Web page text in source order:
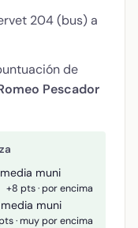
204 (bus) a
de
Pescador
muni
+8 pts · por encima
media muni
· muy por encima